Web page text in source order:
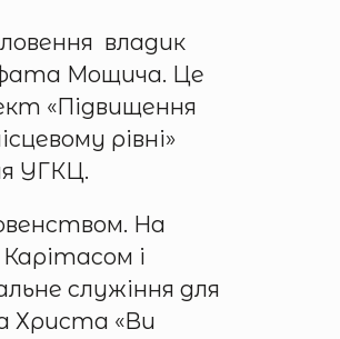
владик
Мощича. Це
«Підвищення
рівні»
УГКЦ.
На
і
служіння для
Христа «Ви